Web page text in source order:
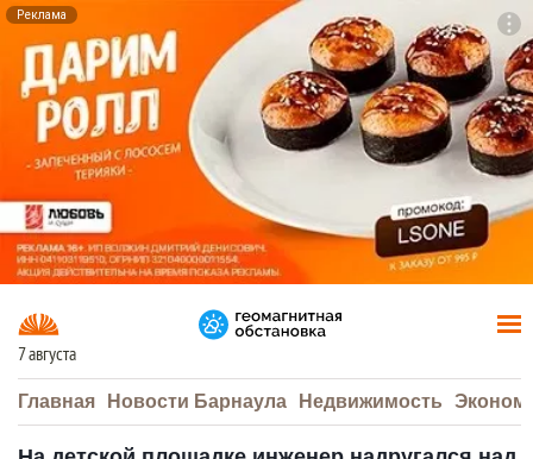
Реклама
7 августа
Главная Новости Барнаула Недвижимость